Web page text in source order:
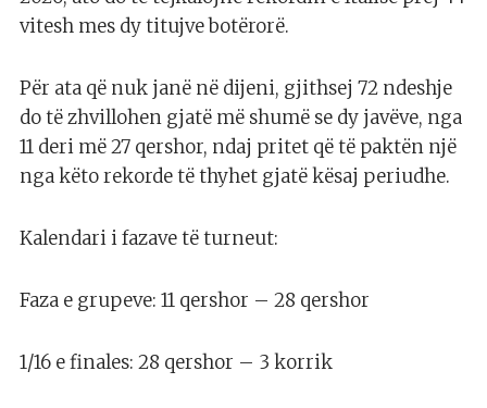
vitesh mes dy titujve botërorë.
Për ata që nuk janë në dijeni, gjithsej 72 ndeshje
do të zhvillohen gjatë më shumë se dy javëve, nga
11 deri më 27 qershor, ndaj pritet që të paktën një
nga këto rekorde të thyhet gjatë kësaj periudhe.
Kalendari i fazave të turneut:
Faza e grupeve: 11 qershor – 28 qershor
1/16 e finales: 28 qershor – 3 korrik